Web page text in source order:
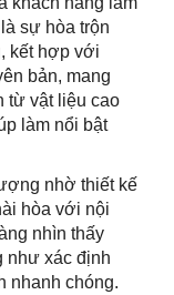
sự hòa trộn
kết hợp với
bản, mang
từ vật liệu cao
làm nổi bật
nhờ thiết kế
hòa với nội
nhìn thấy
như xác định
nhanh chóng.